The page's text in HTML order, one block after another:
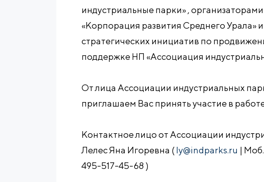
индустриальные парки» ,
«Корпорация развития Среднего Урала»
стратегических инициатив по
поддержке НП «Ассоциация
От лица Ассоциации индустриальных
приглашаем Вас принять участие в
Контактное лицо от Ассоциации
Лелес Яна Игоревна (ly@indparks.ru |
495-517-45-68 )